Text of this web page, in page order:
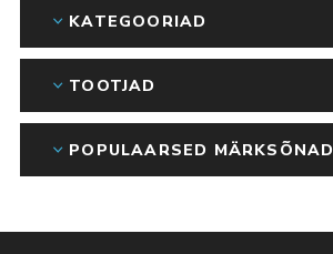
KATEGOORIAD
TOOTJAD
POPULAARSED MÄRKSÕNAD